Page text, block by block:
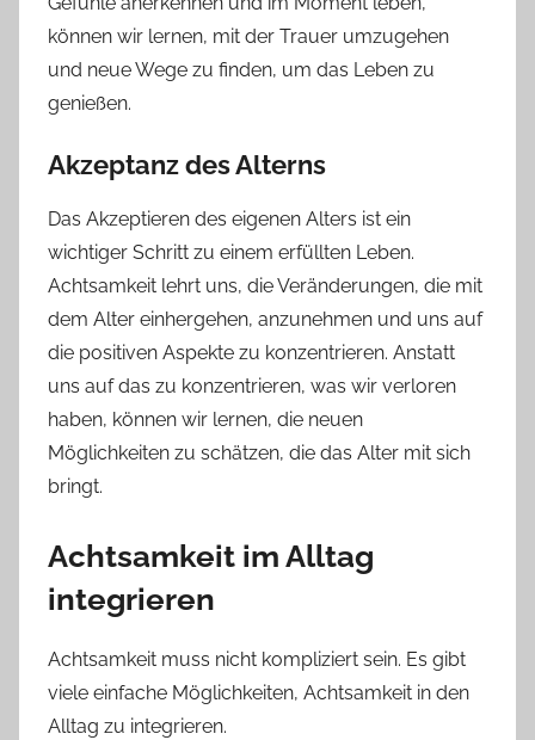
können wir lernen, mit der Trauer umzugehen
und neue Wege zu finden, um das Leben zu
genießen.
Akzeptanz des Alterns
Das Akzeptieren des eigenen Alters ist ein
wichtiger Schritt zu einem erfüllten Leben.
Achtsamkeit lehrt uns, die Veränderungen, die mit
dem Alter einhergehen, anzunehmen und uns auf
die positiven Aspekte zu konzentrieren. Anstatt
uns auf das zu konzentrieren, was wir verloren
haben, können wir lernen, die neuen
Möglichkeiten zu schätzen, die das Alter mit sich
bringt.
Achtsamkeit im Alltag
integrieren
Achtsamkeit muss nicht kompliziert sein. Es gibt
viele einfache Möglichkeiten, Achtsamkeit in den
Alltag zu integrieren.